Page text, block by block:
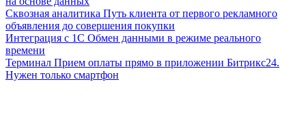
Сквозная аналитика Путь клиента от первого рекламного
объявления до совершения покупки
Интеграция с 1С Обмен данными в режиме реального
времени
Терминал Прием оплаты прямо в приложении Битрикс24.
Нужен только смартфон